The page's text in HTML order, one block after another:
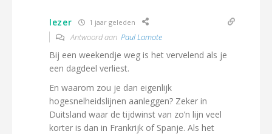
lezer 1 jaar geleden
Antwoord aan Paul Lamote
Bij een weekendje weg is het vervelend als je
een dagdeel verliest.
En waarom zou je dan eigenlijk
hogesnelheidslijnen aanleggen? Zeker in
Duitsland waar de tijdwinst van zo’n lijn veel
korter is dan in Frankrijk of Spanje. Als het